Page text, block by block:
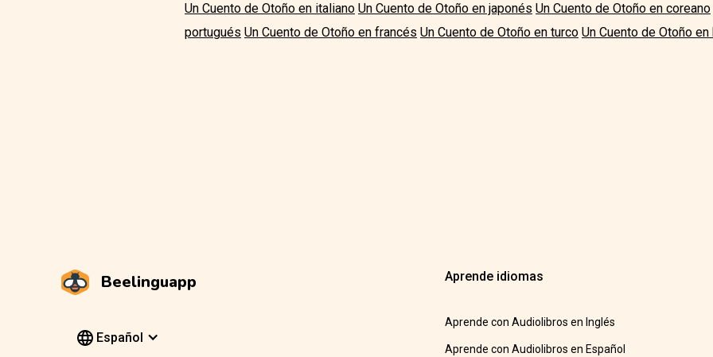
Un Cuento de Otoño en italiano Un Cuento de Otoño en japonés Un Cuento de Otoño en coreano
portugués Un Cuento de Otoño en francés Un Cuento de Otoño en turco Un Cuento de Otoño en
Beelinguapp
Español
Aprende idiomas
Aprende con Audiolibros en Inglés
Aprende con Audiolibros en Español